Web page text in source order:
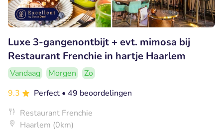
Luxe 3-gangenontbijt + evt. mimosa bij
Restaurant Frenchie in hartje Haarlem
Vandaag Morgen
Zo
9.3
Perfect • 49 beoordelingen
Restaurant Frenchie
Haarlem (0km)